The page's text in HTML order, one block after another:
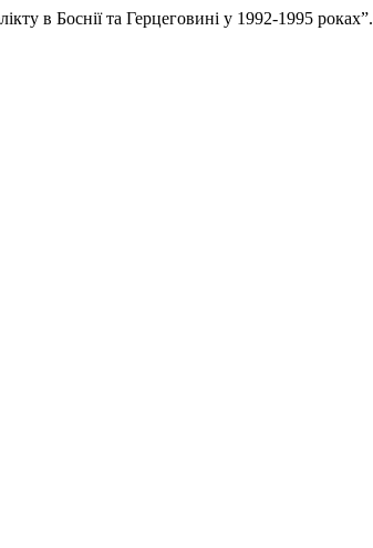
в Боснії та Герцеговині у 1992-1995 роках”.